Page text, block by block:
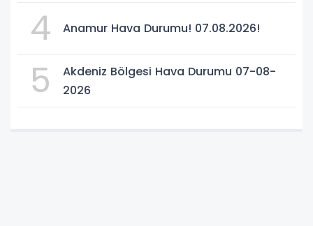
4 Anamur Hava Durumu! 07.08.2026!
5
Akdeniz Bölgesi Hava Durumu 07-08-
2026